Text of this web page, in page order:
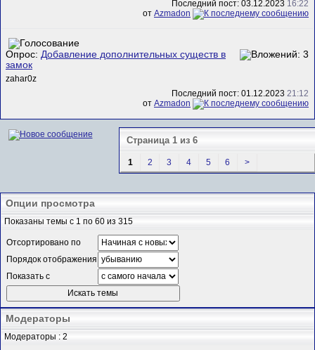
Последний пост: 03.12.2023 16:22
от Azmadon
Опрос: Добавление дополнительных существ в
замок
zahar0z
Последний пост: 01.12.2023 21:12
от Azmadon
Страница 1 из 6
1 2 3 4 5 6 >
Опции просмотра
Показаны темы с 1 по 60 из 315
Отсортировано по
Порядок отображения
Показать с
Модераторы
Модераторы : 2